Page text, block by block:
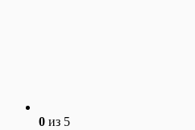
0 из 5